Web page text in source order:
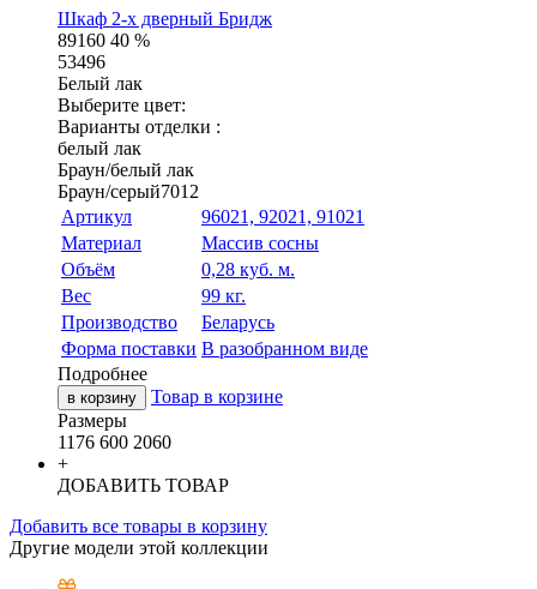
Шкаф 2-х дверный Бридж
89160 40 %
53496
Белый лак
Выберите цвет:
Варианты отделки :
белый лак
Браун/белый лак
Браун/серый7012
Артикул
96021, 92021, 91021
Материал
Массив сосны
Объём
0,28 куб. м.
Вес
99 кг.
Производство
Беларусь
Форма поставки В разобранном виде
Подробнее
в корзину
Товар в корзине
Размеры
1176 600 2060
+
ДОБАВИТЬ ТОВАР
Добавить все товары в корзину
Другие модели этой коллекции